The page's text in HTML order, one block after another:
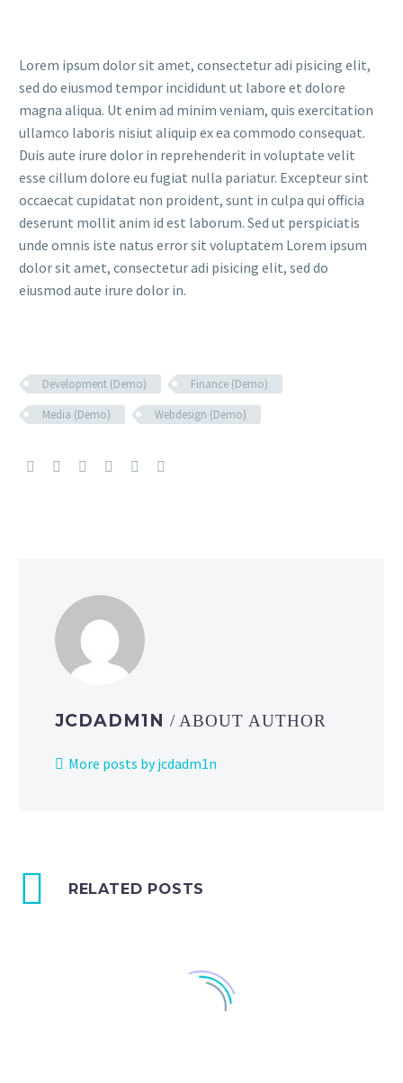
Lorem ipsum dolor sit amet, consectetur adi pisicing elit,
sed do eiusmod tempor incididunt ut labore et dolore
magna aliqua. Ut enim ad minim veniam, quis exercitation
ullamco laboris nisiut aliquip ex ea commodo consequat.
Duis aute irure dolor in reprehenderit in voluptate velit
esse cillum dolore eu fugiat nulla pariatur. Excepteur sint
occaecat cupidatat non proident, sunt in culpa qui officia
deserunt mollit anim id est laborum. Sed ut perspiciatis
unde omnis iste natus error sit voluptatem Lorem ipsum
dolor sit amet, consectetur adi pisicing elit, sed do
eiusmod aute irure dolor in.
Development (Demo)
Finance (Demo)
Media (Demo)
Webdesign (Demo)
JCDADM1N / ABOUT AUTHOR
More posts by jcdadm1n
RELATED POSTS